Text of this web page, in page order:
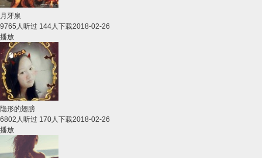
月牙泉
9765人听过 144人下载2018-02-26
播放
隐形的翅膀
6802人听过 170人下载2018-02-26
播放